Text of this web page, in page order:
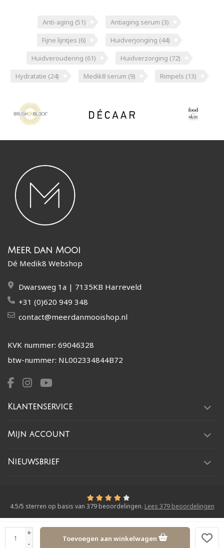
+
-
Toevoegen aan winkelwagen
Anti-aging (51) Antiaging serum (3)
Fijne lijntjes (6) Huidverjonging (44)
Huidveroudering (61) Huidverzorging (72)
Hydratatie (24) Medik8 serum (9) Rimpels (13)
Meer dan Mooi
Dé Medik8 Webshop
Dwarsweg 1a | 7135KB Harreveld
+31 (0)620 949 348
contact@meerdanmooishop.nl
KVK nummer: 69046328
btw-nummer: NL002334844B72
Klantenservice
Mijn account
Nieuwsbrief
4.5/5 sterren op basis van 379beoordelingen. Lees 379 beoordelingen
© Copyright 2026 Meer dan mooi
- Powered by
Lightspeed